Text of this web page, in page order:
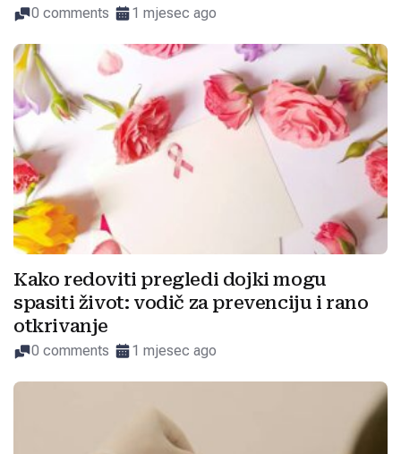
0 comments 1 mjesec ago
Kako redoviti pregledi dojki mogu
spasiti život: vodič za prevenciju i rano
otkrivanje
0 comments 1 mjesec ago